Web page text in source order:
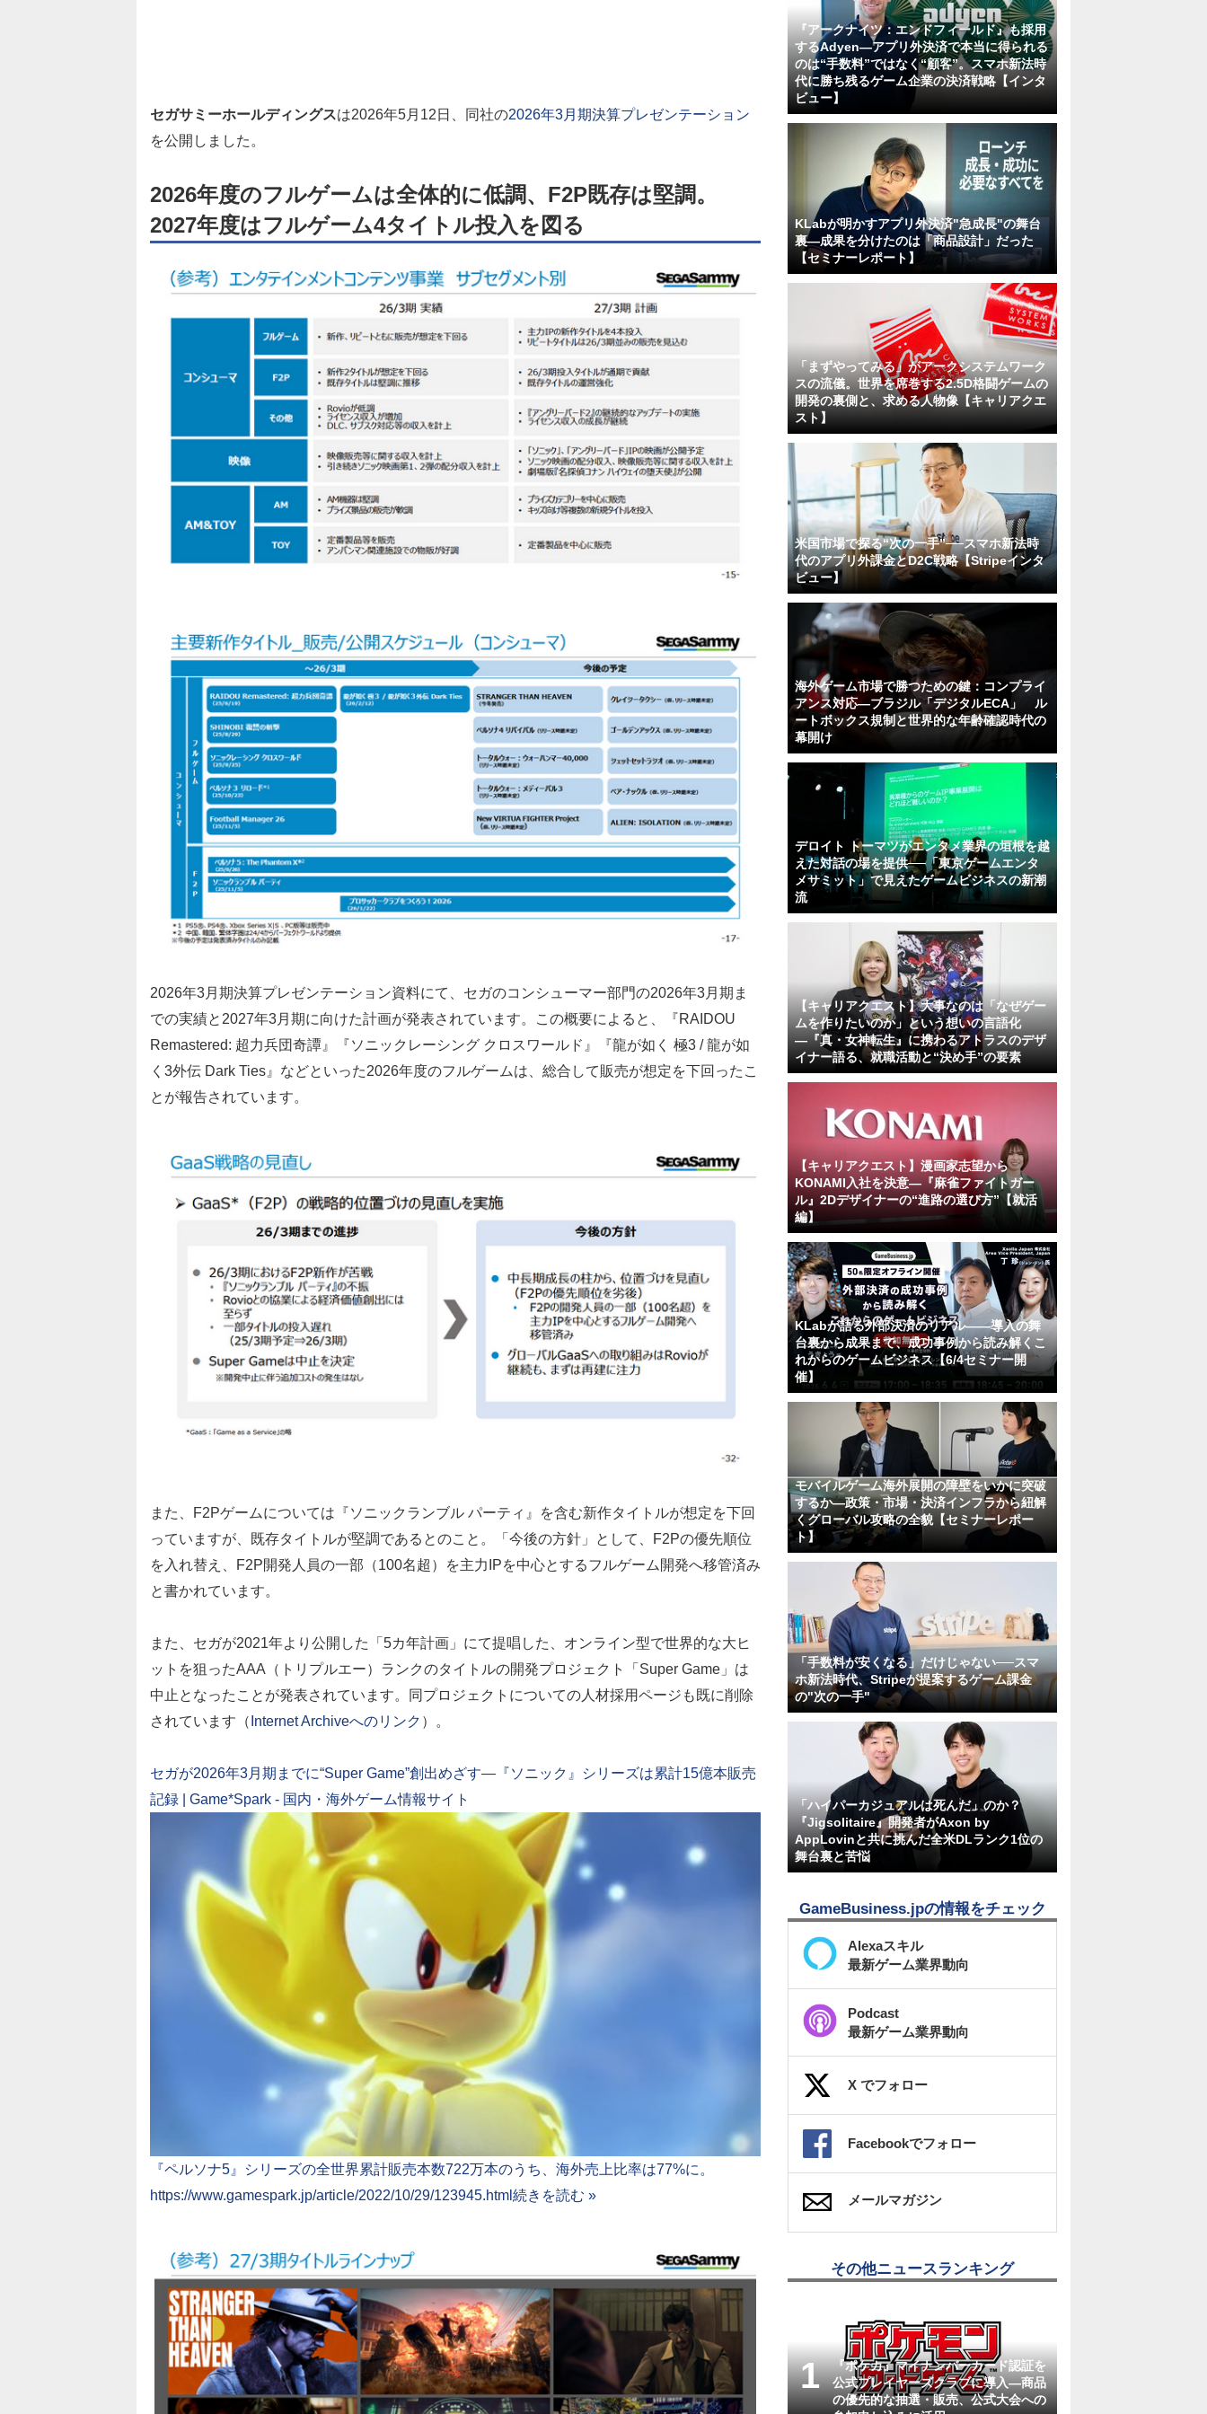
セガサミーホールディングスは2026年5月12日、同社の2026年3月期決算プレゼンテーション
を公開しました。
2026年度のフルゲームは全体的に低調、F2P既存は堅調。
2027年度はフルゲーム4タイトル投入を図る
2026年3月期決算プレゼンテーション資料にて、セガのコンシューマー部門の2026年3月期ま
での実績と2027年3月期に向けた計画が発表されています。この概要によると、『RAIDOU
Remastered: 超力兵団奇譚』『ソニックレーシング クロスワールド』『龍が如く 極3 / 龍が如
く3外伝 Dark Ties』などといった2026年度のフルゲームは、総合して販売が想定を下回った こ
とが報告されています。
また、F2Pゲームについては『ソニックランブル パーティ』を含む新作タイトルが想定を下回
っていますが、既存タイトルが堅調である とのこと。「今後の方針」として、F2Pの優先順位
を入れ替え、F2P開発人員の一部（100名超）を主力IPを中心とするフルゲーム開発へ移管済み
と書かれています。
また、セガが2021年より公開した「5カ年計画」にて提唱した、オンライン型で世界的な大ヒ
ットを狙ったAAA（トリプルエー）ランクのタイトルの開発プロジェクト
「Super Game」は
中止となった ことが発表されています。同プロジェクトについての人材採用ページも既に削除
されています（ Internet Archiveへのリンク ）。
セガが2026年3月期までに“Super Game”創出めざす―『ソニック』シリーズは累計15億本販売
記録 | Game*Spark - 国内・海外ゲーム情報サイト
『ペルソナ5』シリーズの全世界累計販売本数722万本のうち、海外売上比率は77%に。
https://www.gamespark.jp/article/2022/10/29/123945.html続きを読む »
『アークナイツ：エンドフィールド』も採用
するAdyen―アプリ外決済で本当に得られる
のは“手数料”ではなく“顧客”。スマホ新法時
代に勝ち残るゲーム企業の決済戦略【インタ
ビュー】
KLabが明かすアプリ外決済"急成長"の舞台
裏―成果を分けたのは「商品設計」だった
【セミナーレポート】
「まずやってみる」がアークシステムワーク
スの流儀。世界を席巻する2.5D格闘ゲームの
開発の裏側と、求める人物像【キャリアクエ
スト】
米国市場で探る“次の一手”──スマホ新法時
代のアプリ外課金とD2C戦略【Stripeインタ
ビュー】
海外ゲーム市場で勝つための鍵：コンプライ
アンス対応—ブラジル「デジタルECA」 ル
ートボックス規制と世界的な年齢確認時代の
幕開け
デロイト トーマツがエンタメ業界の垣根を越
えた対話の場を提供──「東京ゲームエンタ
メサミット」で見えたゲームビジネスの新潮
流
【キャリアクエスト】大事なのは「なぜゲー
ムを作りたいのか」という想いの言語化
―『真・女神転生』に携わるアトラスのデザ
イナー語る、就職活動と“決め手”の要素
【キャリアクエスト】漫画家志望から
KONAMI入社を決意―『麻雀ファイトガー
ル』2Dデザイナーの“進路の選び方”【就活
編】
KLabが語る外部決済のリアル――導入の舞
台裏から成果まで、成功事例から読み解くこ
れからのゲームビジネス【6/4セミナー開
催】
モバイルゲーム海外展開の障壁をいかに突破
するか―政策・市場・決済インフラから紐解
くグローバル攻略の全貌【セミナーレポー
ト】
「手数料が安くなる」だけじゃない──スマ
ホ新法時代、Stripeが提案するゲーム課金
の"次の一手"
「ハイパーカジュアルは死んだ」のか？
『Jigsolitaire』開発者がAxon by
AppLovinと共に挑んだ全米DLランク1位の
舞台裏と苦悩
GameBusiness.jpの情報をチェック
Alexaスキル
最新ゲーム業界動向
Podcast
最新ゲーム業界動向
X でフォロー
Facebookでフォロー
メールマガジン
その他ニュースランキング
『ポケカ』マイナンバーカード認証を
公式プレイヤーズクラブに導入―商品
の優先的な抽選・販売、公式大会への